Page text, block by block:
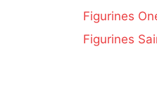
Figurines
Figurines